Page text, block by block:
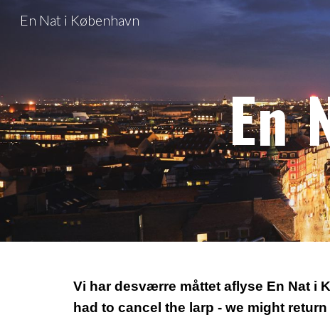
En Nat i København
En
Vi har desværre måttet aflyse En Nat i
had to cancel the larp - we might